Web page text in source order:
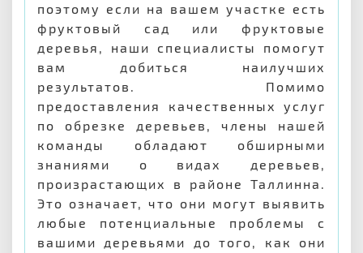
поэтому если на вашем участке есть
фруктовый сад или фруктовые
деревья, наши специалисты помогут
вам добиться наилучших
результатов. Помимо
предоставления качественных услуг
по обрезке деревьев, члены нашей
команды обладают обширными
знаниями о видах деревьев,
произрастающих в районе Таллинна.
Это означает, что они могут выявить
любые потенциальные проблемы с
вашими деревьями до того, как они